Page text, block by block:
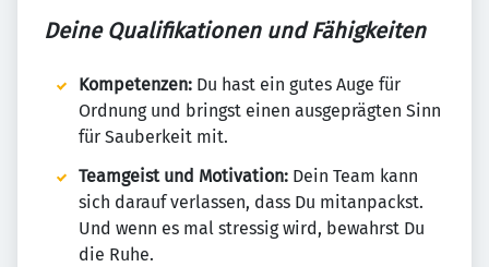
Deine Qualifikationen und Fähigkeiten
Kompetenzen: Du hast ein gutes Auge für
Ordnung und bringst einen ausgeprägten Sinn
für Sauberkeit mit.
Teamgeist und Motivation: Dein Team kann
sich darauf verlassen, dass Du mitanpackst.
Und wenn es mal stressig wird, bewahrst Du
die Ruhe.